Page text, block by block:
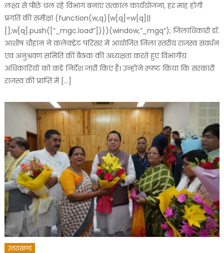
लक्ष्य से पीछे चल रहे विभाग बनाएं तत्काल कार्ययोजना, हर माह होगी
प्रगति की समीक्षा (function(w,q){w[q]=w[q]||
[];w[q].push([“_mgc.load”])})(window,”_mgq”); जिलाधिकारी डॉ.
आशीष चौहान ने कलेक्ट्रेट परिसर में आयोजित जिला स्तरीय राजस्व संवर्धन
एवं अनुश्रवण समिति की बैठक की अध्यक्षता करते हुए विभागीय
अधिकारियों को कड़े निर्देश जारी किए हैं। उन्होंने स्पष्ट किया कि सरकारी
राजस्व की प्राप्ति में […]
उत्तराखण्ड